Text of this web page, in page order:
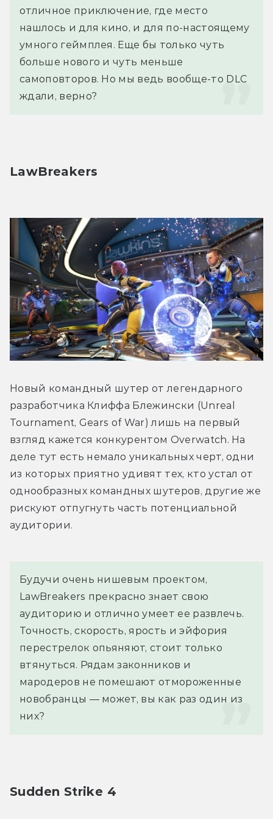
отличное приключение, где место
нашлось и для кино, и для по-настоящему
умного геймплея. Еще бы только чуть
больше нового и чуть меньше
самоповторов. Но мы ведь вообще-то DLC
ждали, верно?
LawBreakers
Новый командный шутер от легендарного
разработчика Клиффа Блежински (Unreal
Tournament, Gears of War) лишь на первый
взгляд кажется конкурентом Overwatch. На
деле тут есть немало уникальных черт, одни
из которых приятно удивят тех, кто устал от
однообразных командных шутеров, другие же
рискуют отпугнуть часть потенциальной
аудитории.
Будучи очень нишевым проектом,
LawBreakers прекрасно знает свою
аудиторию и отлично умеет ее развлечь.
Точность, скорость, ярость и эйфория
перестрелок опьяняют, стоит только
втянуться. Рядам законников и
мародеров не помешают отмороженные
новобранцы — может, вы как раз один из
них?
Sudden Strike 4